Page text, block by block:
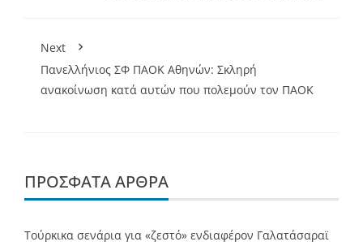
Next
Πανελλήνιος ΣΦ ΠΑΟΚ Αθηνών: Σκληρή
ανακοίνωση κατά αυτών που πολεμούν τον ΠΑΟΚ
ΠΡΌΣΦΑΤΑ ΆΡΘΡΑ
Τούρκικα σενάρια για «ζεστό» ενδιαφέρον Γαλατάσαραϊ